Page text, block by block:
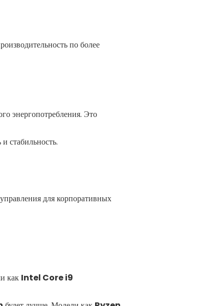
по более
энергопотребления. Это
стабильность.
для корпоративных
как Intel Core i9